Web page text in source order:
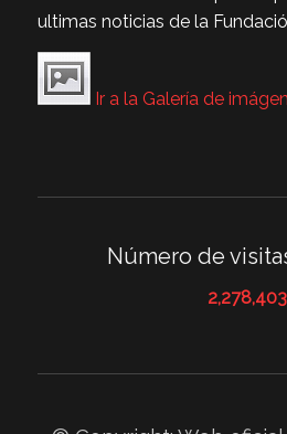
ultimas noticias de la
Ir a la Galería de
Número de
2,278,403